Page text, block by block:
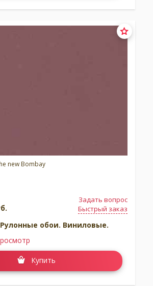
new Bombay
Задать вопрос
Быстрый заказ
Рулонные обои. Виниловые.
Купить